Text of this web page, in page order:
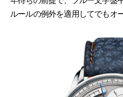
ルールの例外を適用してでもオ